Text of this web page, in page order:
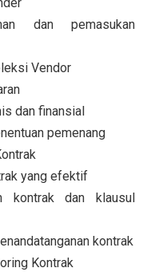
dan pemasukan
Vendor
dan finansial
pemenang
yang efektif
kontrak dan klausul
kontrak
Kontrak